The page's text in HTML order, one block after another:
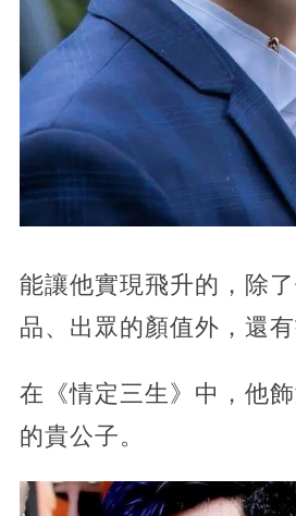
能讓他實現飛升的，除
品、出眾的顏值外，還有
在《情定三生》中，他
的貴公子。